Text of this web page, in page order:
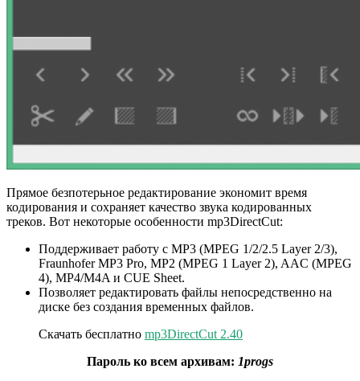
Прямое безпотерьное редактирование экономит время
кодирования и сохраняет качество звука кодированных
треков. Вот некоторые особенности mp3DirectCut:
Поддерживает работу с MP3 (MPEG 1/2/2.5 Layer 2/3),
Fraunhofer MP3 Pro, MP2 (MPEG 1 Layer 2), AAC (MPEG
4), MP4/M4A и CUE Sheet.
Позволяет редактировать файлы непосредственно на
диске без создания временных файлов.
Скачать бесплатно mp3DirectCut 2.40
Пароль ко всем архивам: 1progs